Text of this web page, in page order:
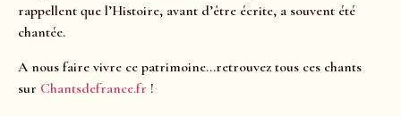
rappellent que l’Histoire, avant d’être écrite, a souvent été
chantée.
A nous faire vivre ce patrimoine…retrouvez tous ces chants
sur Chantsdefrance.fr !